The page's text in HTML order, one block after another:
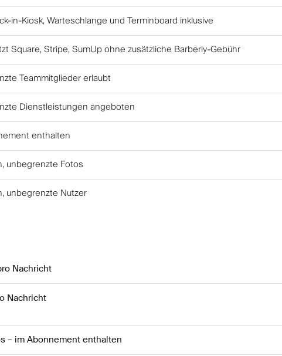
in-Kiosk, Warteschlange und Terminboard inklusive
Square, Stripe, SumUp ohne zusätzliche Barberly-Gebühr
Teammitglieder erlaubt
Dienstleistungen angeboten
enthalten
unbegrenzte Fotos
unbegrenzte Nutzer
Nachricht
Nachricht
– im Abonnement enthalten